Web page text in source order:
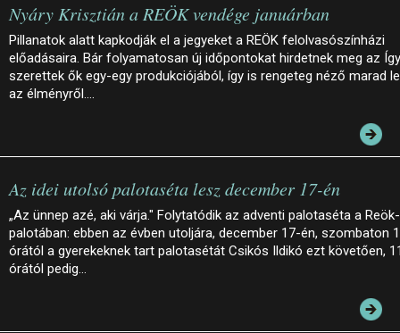
Nyáry Krisztián a REÖK vendége januárban
Pillanatok alatt kapkodják el a jegyeket a REÖK felolvasószínházi
előadásaira. Bár folyamatosan új időpontokat hirdetnek meg az Így
szerettek ők egy-egy produkciójából, így is rengeteg néző marad le
az élményről.…
Az idei utolsó palotaséta lesz december 17-én
„Az ünnep azé, aki várja." Folytatódik az adventi palotaséta a Reök-
palotában: ebben az évben utoljára, december 17-én, szombaton
órától a gyerekeknek tart palotasétát Csikós Ildikó ezt követően,
órától pedig…